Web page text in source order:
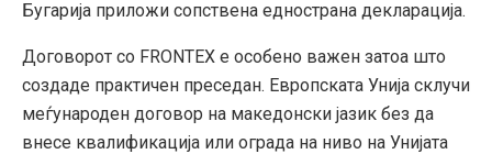
Бугарија приложи сопствена еднострана декларација.
Договорот со FRONTEX е особено важен затоа што
создаде практичен преседан. Европската Унија склучи
меѓународен договор на македонски јазик без да
внесе квалификација или ограда на ниво на Унијата